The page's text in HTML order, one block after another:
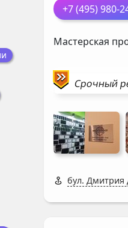
+7 (495) 980-
Мастерская
Срочный
бул. Дмитрия